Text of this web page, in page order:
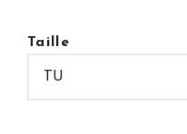
Taille